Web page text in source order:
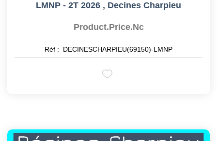
LMNP - 2T 2026 , Decines Charpieu
Product.price.nc
Réf : DECINESCHARPIEU(69150)-LMNP